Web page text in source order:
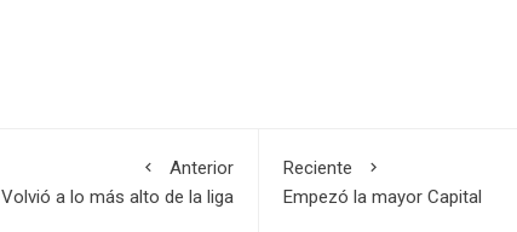
Anterior
Volvió a lo más alto de la liga
Reciente
Empezó la mayor Capital